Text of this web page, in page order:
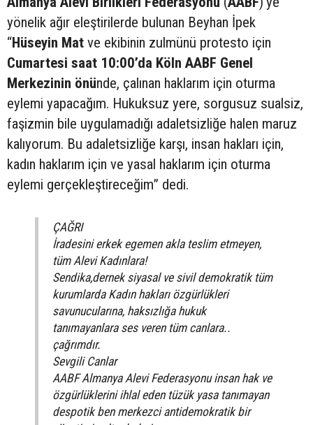
yönelik ağır eleştirilerde bulunan Beyhan İpek
“Hüseyin Mat ve ekibinin zulmünü protesto için
Cumartesi saat 10:00’da Köln AABF Genel
Merkezinin önünde, çalınan haklarım için oturma
eylemi yapacağım. Hukuksuz yere, sorgusuz sualsiz,
faşizmin bile uygulamadığı adaletsizliğe halen maruz
kalıyorum. Bu adaletsizliğe karşı, insan hakları için,
kadın haklarım için ve yasal haklarım için oturma
eylemi gerçekleştireceğim” dedi.
ÇAĞRI
İradesini erkek egemen akla teslim etmeyen,
tüm Alevi Kadınlara!
Sendika,dernek siyasal ve sivil demokratik tüm
kurumlarda Kadın hakları özgürlükleri
savunucularına, haksızlığa hukuk
tanımayanlara ses veren tüm canlara..
çağrımdır.
Sevgili Canlar
AABF Almanya Alevi Federasyonu insan hak ve
özgürlüklerini ihlal eden tüzük yasa tanımayan
despotik ben merkezci antidemokratik bir